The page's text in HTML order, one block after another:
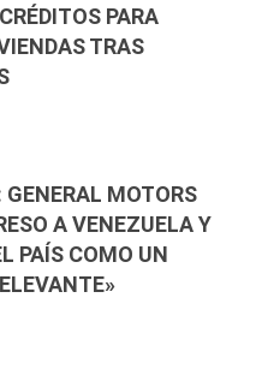
PARA
TRAS
GENERAL MOTORS
A VENEZUELA Y
PAÍS COMO UN